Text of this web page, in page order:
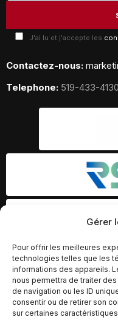
Gérer
Pour offrir les meilleures
technologies telles que les
informations des appareils.
nous permettra de traiter
de navigation ou les ID
consentir ou de retirer son
sur certaines
J'ai lu et j'accepte les
Contactez-nous:
Telephone: 519-433-4130